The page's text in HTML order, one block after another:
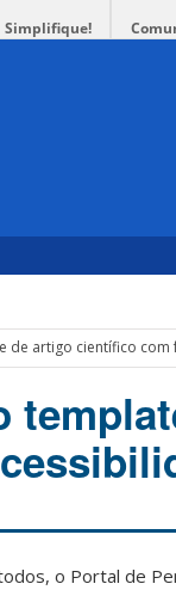
Simplifique!
de artigo científico com
o Portal de